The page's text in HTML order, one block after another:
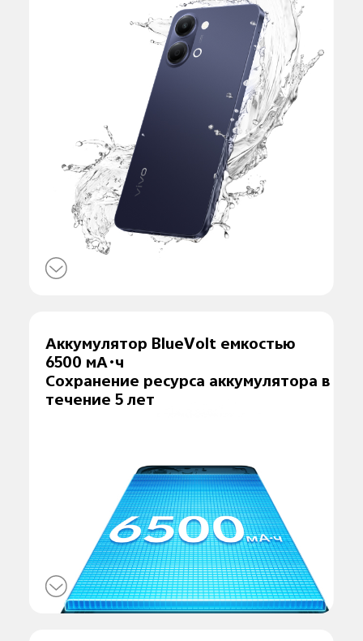
Аккумулятор BlueVolt емкостью
6500 мА·ч
Сохранение ресурса аккумулятора в
течение 5 лет